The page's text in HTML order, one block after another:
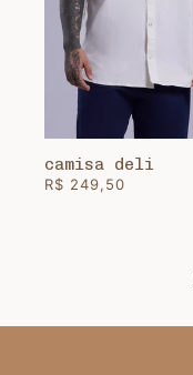
camisa deli
R$ 249,50